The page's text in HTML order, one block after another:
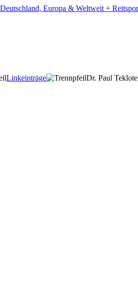
Linkeinträge Dr. Paul Teklote